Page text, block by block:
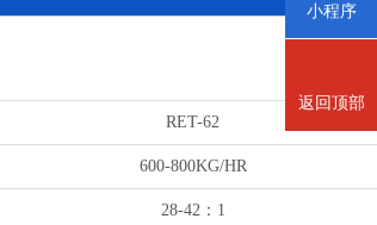
RET-62
600-800KG/HR
28-42：1
小程序
返回顶部